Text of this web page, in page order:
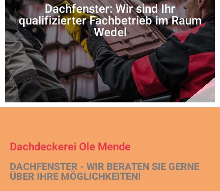
Dachfenster: Wir sind Ihr
qualifizierter Fachbetrieb im Raum
Wedel
Dachdeckerei Ole Mende
DACHFENSTER - WIR BERATEN SIE GERNE
ÜBER IHRE MÖGLICHKEITEN!